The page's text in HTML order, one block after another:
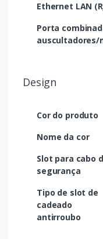
Ethernet LAN
Porta
auscultadores/
Design
Cor do produto
Nome da cor
Slot para cabo
segurança
Tipo de slot de
cadeado
antirroubo